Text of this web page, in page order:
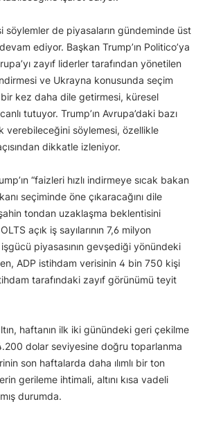
söylemler de piyasaların gündeminde üst
ediyor. Başkan Trump’ın Politico’ya
zayıf liderler tarafından yönetilen
ve Ukrayna konusunda seçim
bir kez daha dile getirmesi, küresel
tutuyor. Trump’ın Avrupa’daki bazı
verebileceğini söylemesi, özellikle
dikkatle izleniyor.
“faizleri hızlı indirmeye sıcak bakan
seçiminde öne çıkaracağını dile
tondan uzaklaşma beklentisini
açık iş sayılarının 7,6 milyon
piyasasının gevşediği yönündeki
ADP istihdam verisinin 4 bin 750 kişi
tarafındaki zayıf görünümü teyit
haftanın ilk iki günündeki geri çekilme
dolar seviyesine doğru toparlanma
son haftalarda daha ılımlı bir ton
gerileme ihtimali, altını kısa vadeli
durumda.